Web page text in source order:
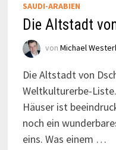
SAUDI-ARABIEN
Die Altstadt
von Michael
Die Altstadt von
Weltkulturerbe-
Häuser ist
noch ein
eins. Was einem …